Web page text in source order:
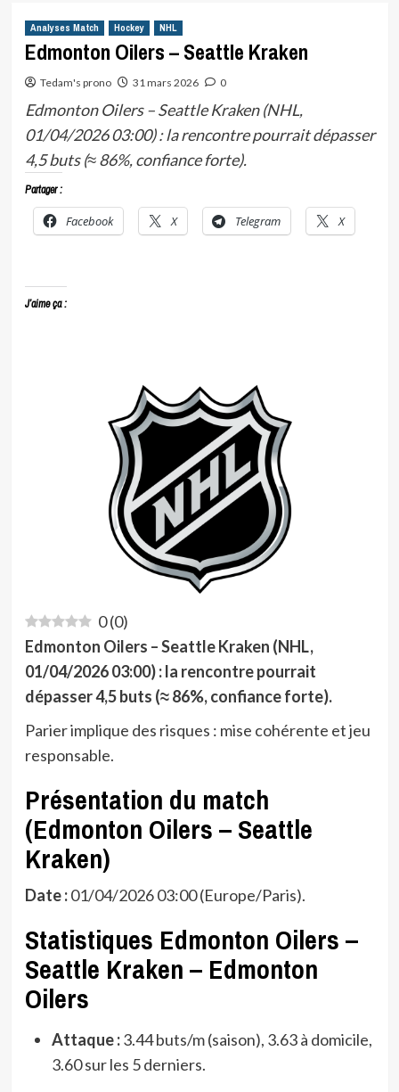
Analyses Match Hockey NHL
Edmonton Oilers – Seattle Kraken
Tedam's prono 31 mars 2026 0
Edmonton Oilers – Seattle Kraken (NHL,
01/04/2026 03:00) : la rencontre pourrait dépasser
4,5 buts (≈ 86%, confiance forte).
Partager :
Facebook X Telegram X
J’aime ça :
0(0)
Edmonton Oilers – Seattle Kraken (NHL,
01/04/2026 03:00) : la rencontre pourrait
dépasser 4,5 buts (≈ 86%, confiance forte).
Parier implique des risques : mise cohérente et jeu
responsable.
Présentation du match
(Edmonton Oilers – Seattle
Kraken)
Date :01/04/2026 03:00 (Europe/Paris).
Statistiques Edmonton Oilers –
Seattle Kraken – Edmonton
Oilers
Attaque :3.44 buts/m (saison), 3.63 à domicile,
3.60 sur les 5 derniers.